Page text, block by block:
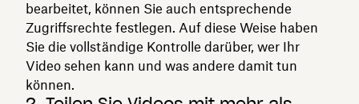
bearbeitet, können Sie auch entsprechende
Zugriffsrechte festlegen. Auf diese Weise haben
Sie die vollständige Kontrolle darüber, wer Ihr
Video sehen kann und was andere damit tun
können.